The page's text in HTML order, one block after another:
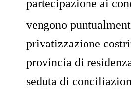
partecipazione ai
vengono
privatizzazione
provincia di
seduta di